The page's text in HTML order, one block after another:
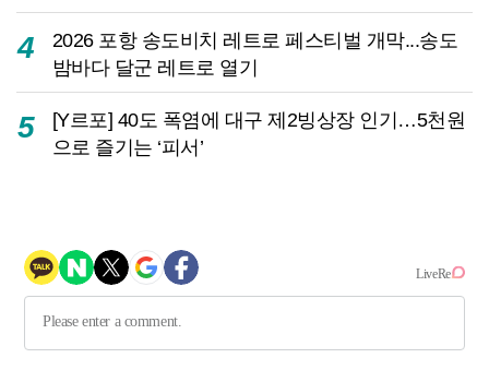
4
2026 포항 송도비치 레트로 페스티벌 개막...송도
밤바다 달군 레트로 열기
5
[Y르포] 40도 폭염에 대구 제2빙상장 인기…5천원
으로 즐기는 ‘피서’